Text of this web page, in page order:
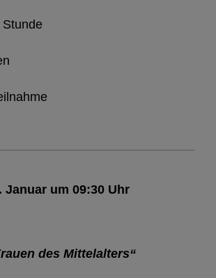
Januar um 09:30 Uhr
des Mittelalters“